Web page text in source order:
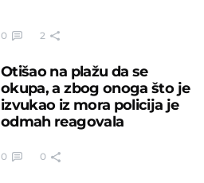
0 2
Otišao na plažu da se
okupa, a zbog onoga što je
izvukao iz mora policija je
odmah reagovala
0 0